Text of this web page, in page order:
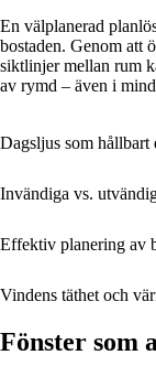
En välplanerad
bostaden. Genom att
siktlinjer mellan rum
av rymd – även i
Dagsljus som hållbart
Invändiga vs.
Effektiv planering av
Vindens täthet och
Fönster som